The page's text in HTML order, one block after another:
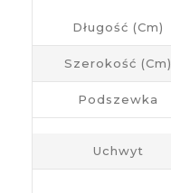
Długość (cm)
Szerokość (cm)
Podszewka
Uchwyt